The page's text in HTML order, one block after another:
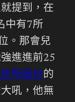
提到，在
中有7所
。那會兒
進進前25
所設計的
吼，他無